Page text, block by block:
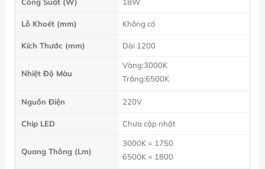
Công Suất (W) 18W
Lỗ Khoét (mm) Không có
Kích Thước (mm) Dài 1200
Nhiệt Độ Màu
Vàng:3000K
Trắng:6500K
Nguồn Điện 220V
Chip LED Chưa cập nhật
Quang Thông (Lm)
3000K = 1750
6500K = 1800